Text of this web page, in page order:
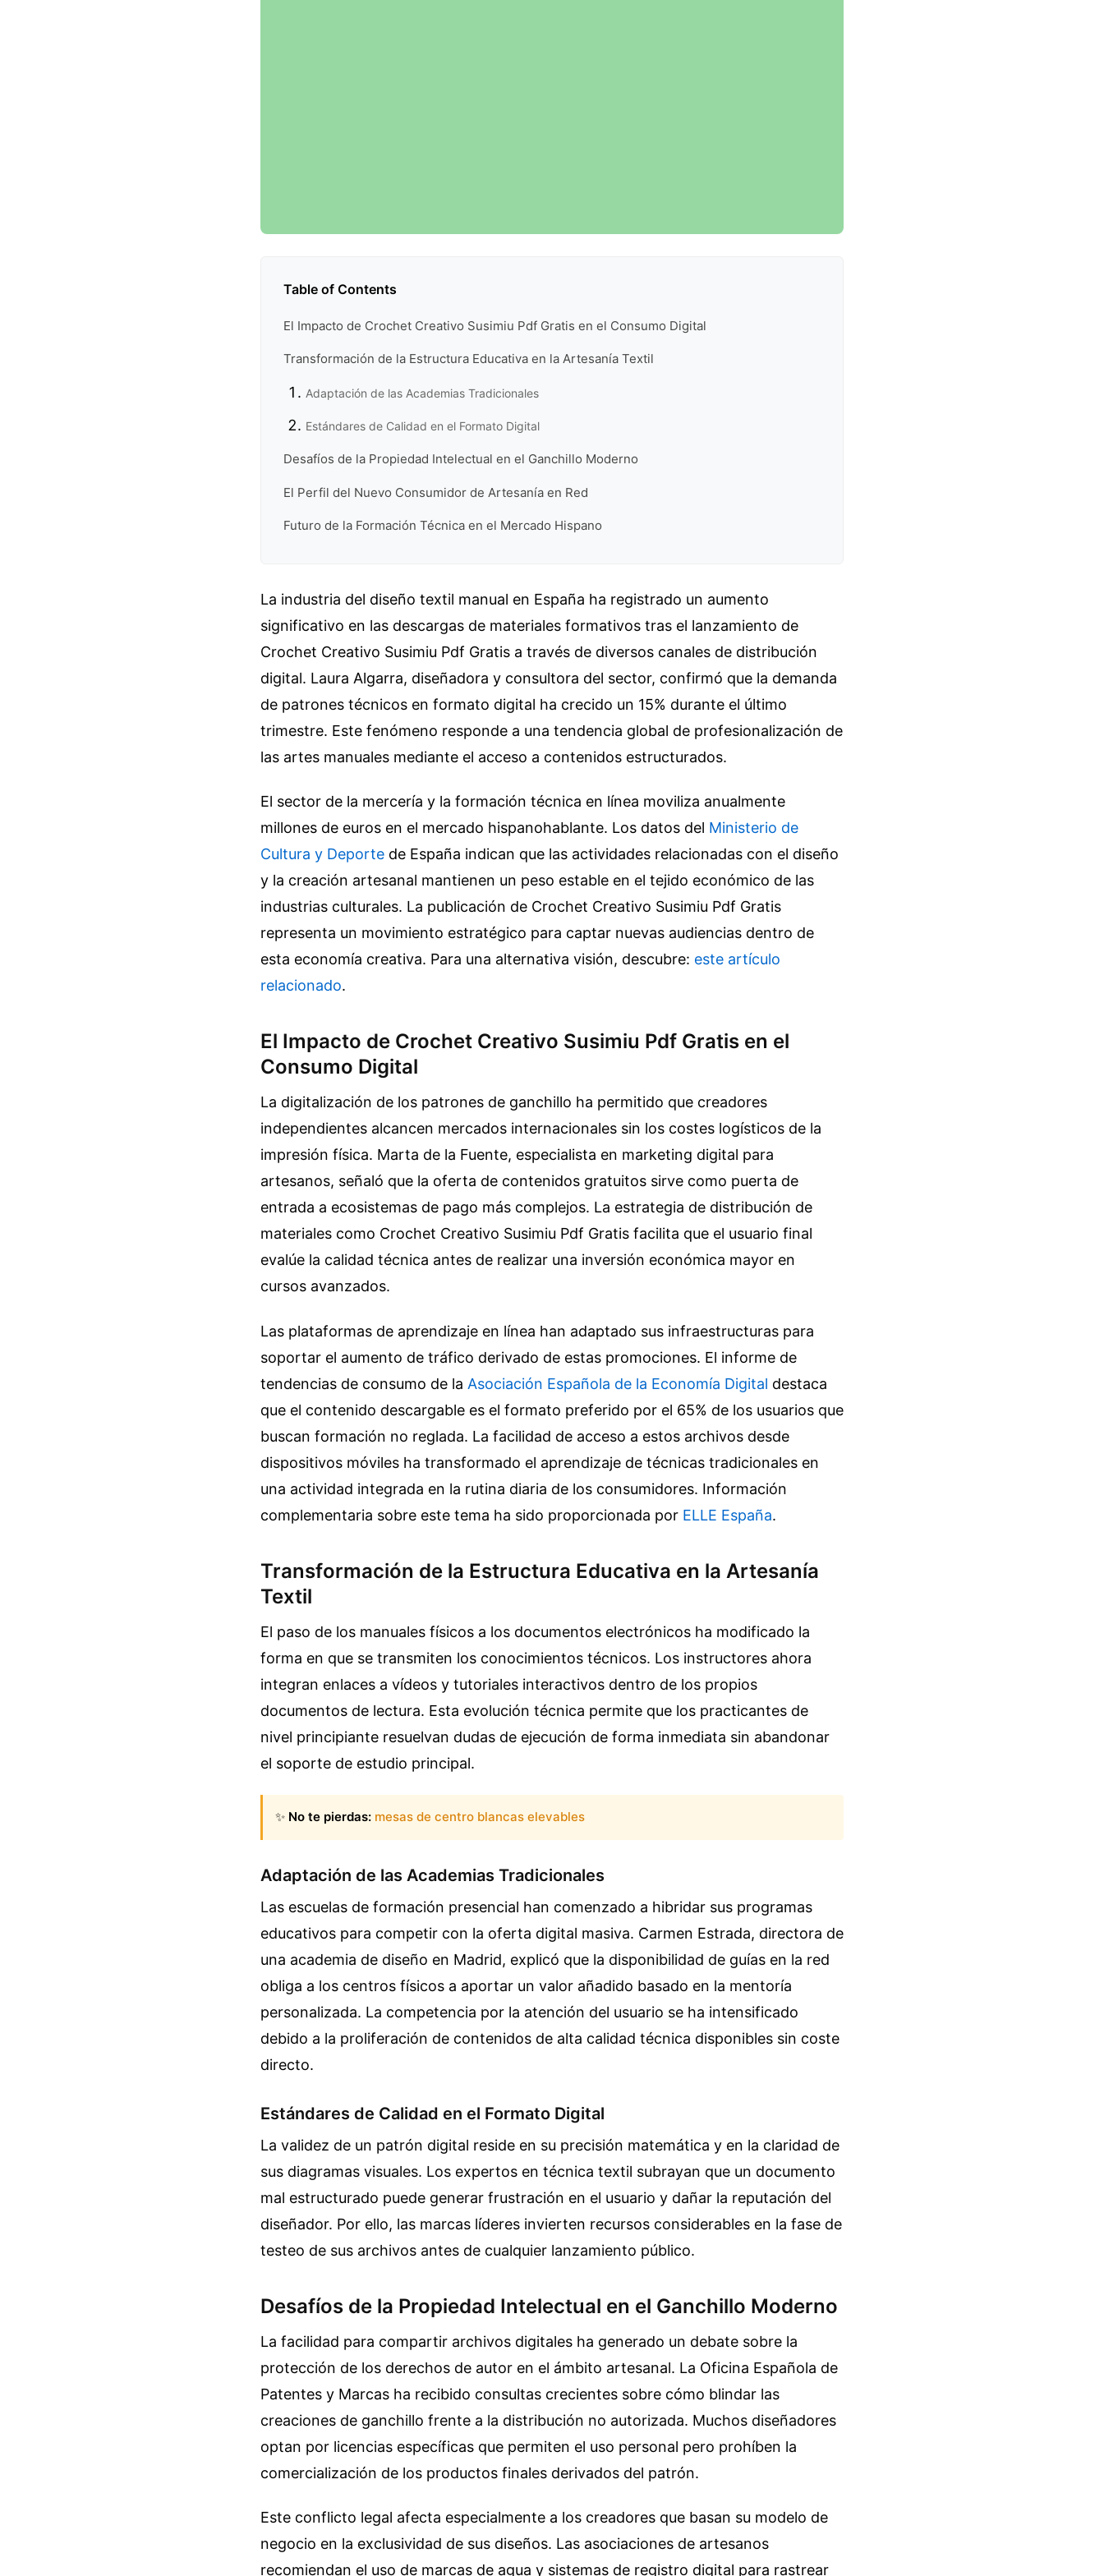
Table of Contents
El Impacto de Crochet Creativo Susimiu Pdf Gratis en el Consumo Digital
Transformación de la Estructura Educativa en la Artesanía Textil
Adaptación de las Academias Tradicionales
Estándares de Calidad en el Formato Digital
Desafíos de la Propiedad Intelectual en el Ganchillo Moderno
El Perfil del Nuevo Consumidor de Artesanía en Red
Futuro de la Formación Técnica en el Mercado Hispano
La industria del diseño textil manual en España ha registrado un aumento
significativo en las descargas de materiales formativos tras el lanzamiento de
Crochet Creativo Susimiu Pdf Gratis a través de diversos canales de distribución
digital. Laura Algarra, diseñadora y consultora del sector, confirmó que la demanda
de patrones técnicos en formato digital ha crecido un 15% durante el último
trimestre. Este fenómeno responde a una tendencia global de profesionalización de
las artes manuales mediante el acceso a contenidos estructurados.
El sector de la mercería y la formación técnica en línea moviliza anualmente
millones de euros en el mercado hispanohablante. Los datos del Ministerio de
Cultura y Deporte de España indican que las actividades relacionadas con el diseño
y la creación artesanal mantienen un peso estable en el tejido económico de las
industrias culturales. La publicación de Crochet Creativo Susimiu Pdf Gratis
representa un movimiento estratégico para captar nuevas audiencias dentro de
esta economía creativa. Para una alternativa visión, descubre: este artículo
relacionado.
El Impacto de Crochet Creativo Susimiu Pdf Gratis en el
Consumo Digital
La digitalización de los patrones de ganchillo ha permitido que creadores
independientes alcancen mercados internacionales sin los costes logísticos de la
impresión física. Marta de la Fuente, especialista en marketing digital para
artesanos, señaló que la oferta de contenidos gratuitos sirve como puerta de
entrada a ecosistemas de pago más complejos. La estrategia de distribución de
materiales como Crochet Creativo Susimiu Pdf Gratis facilita que el usuario final
evalúe la calidad técnica antes de realizar una inversión económica mayor en
cursos avanzados.
Las plataformas de aprendizaje en línea han adaptado sus infraestructuras para
soportar el aumento de tráfico derivado de estas promociones. El informe de
tendencias de consumo de la Asociación Española de la Economía Digital destaca
que el contenido descargable es el formato preferido por el 65% de los usuarios que
buscan formación no reglada. La facilidad de acceso a estos archivos desde
dispositivos móviles ha transformado el aprendizaje de técnicas tradicionales en
una actividad integrada en la rutina diaria de los consumidores. Información
complementaria sobre este tema ha sido proporcionada por ELLE España.
Transformación de la Estructura Educativa en la Artesanía
Textil
El paso de los manuales físicos a los documentos electrónicos ha modificado la
forma en que se transmiten los conocimientos técnicos. Los instructores ahora
integran enlaces a vídeos y tutoriales interactivos dentro de los propios
documentos de lectura. Esta evolución técnica permite que los practicantes de
nivel principiante resuelvan dudas de ejecución de forma inmediata sin abandonar
el soporte de estudio principal.
✨ No te pierdas: mesas de centro blancas elevables
Adaptación de las Academias Tradicionales
Las escuelas de formación presencial han comenzado a hibridar sus programas
educativos para competir con la oferta digital masiva. Carmen Estrada, directora de
una academia de diseño en Madrid, explicó que la disponibilidad de guías en la red
obliga a los centros físicos a aportar un valor añadido basado en la mentoría
personalizada. La competencia por la atención del usuario se ha intensificado
debido a la proliferación de contenidos de alta calidad técnica disponibles sin coste
directo.
Estándares de Calidad en el Formato Digital
La validez de un patrón digital reside en su precisión matemática y en la claridad de
sus diagramas visuales. Los expertos en técnica textil subrayan que un documento
mal estructurado puede generar frustración en el usuario y dañar la reputación del
diseñador. Por ello, las marcas líderes invierten recursos considerables en la fase de
testeo de sus archivos antes de cualquier lanzamiento público.
Desafíos de la Propiedad Intelectual en el Ganchillo Moderno
La facilidad para compartir archivos digitales ha generado un debate sobre la
protección de los derechos de autor en el ámbito artesanal. La Oficina Española de
Patentes y Marcas ha recibido consultas crecientes sobre cómo blindar las
creaciones de ganchillo frente a la distribución no autorizada. Muchos diseñadores
optan por licencias específicas que permiten el uso personal pero prohíben la
comercialización de los productos finales derivados del patrón.
Este conflicto legal afecta especialmente a los creadores que basan su modelo de
negocio en la exclusividad de sus diseños. Las asociaciones de artesanos
recomiendan el uso de marcas de agua y sistemas de registro digital para rastrear